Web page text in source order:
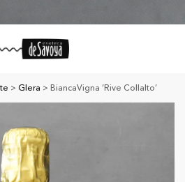
> Glera > BiancaVigna ‘Rive Collalto’